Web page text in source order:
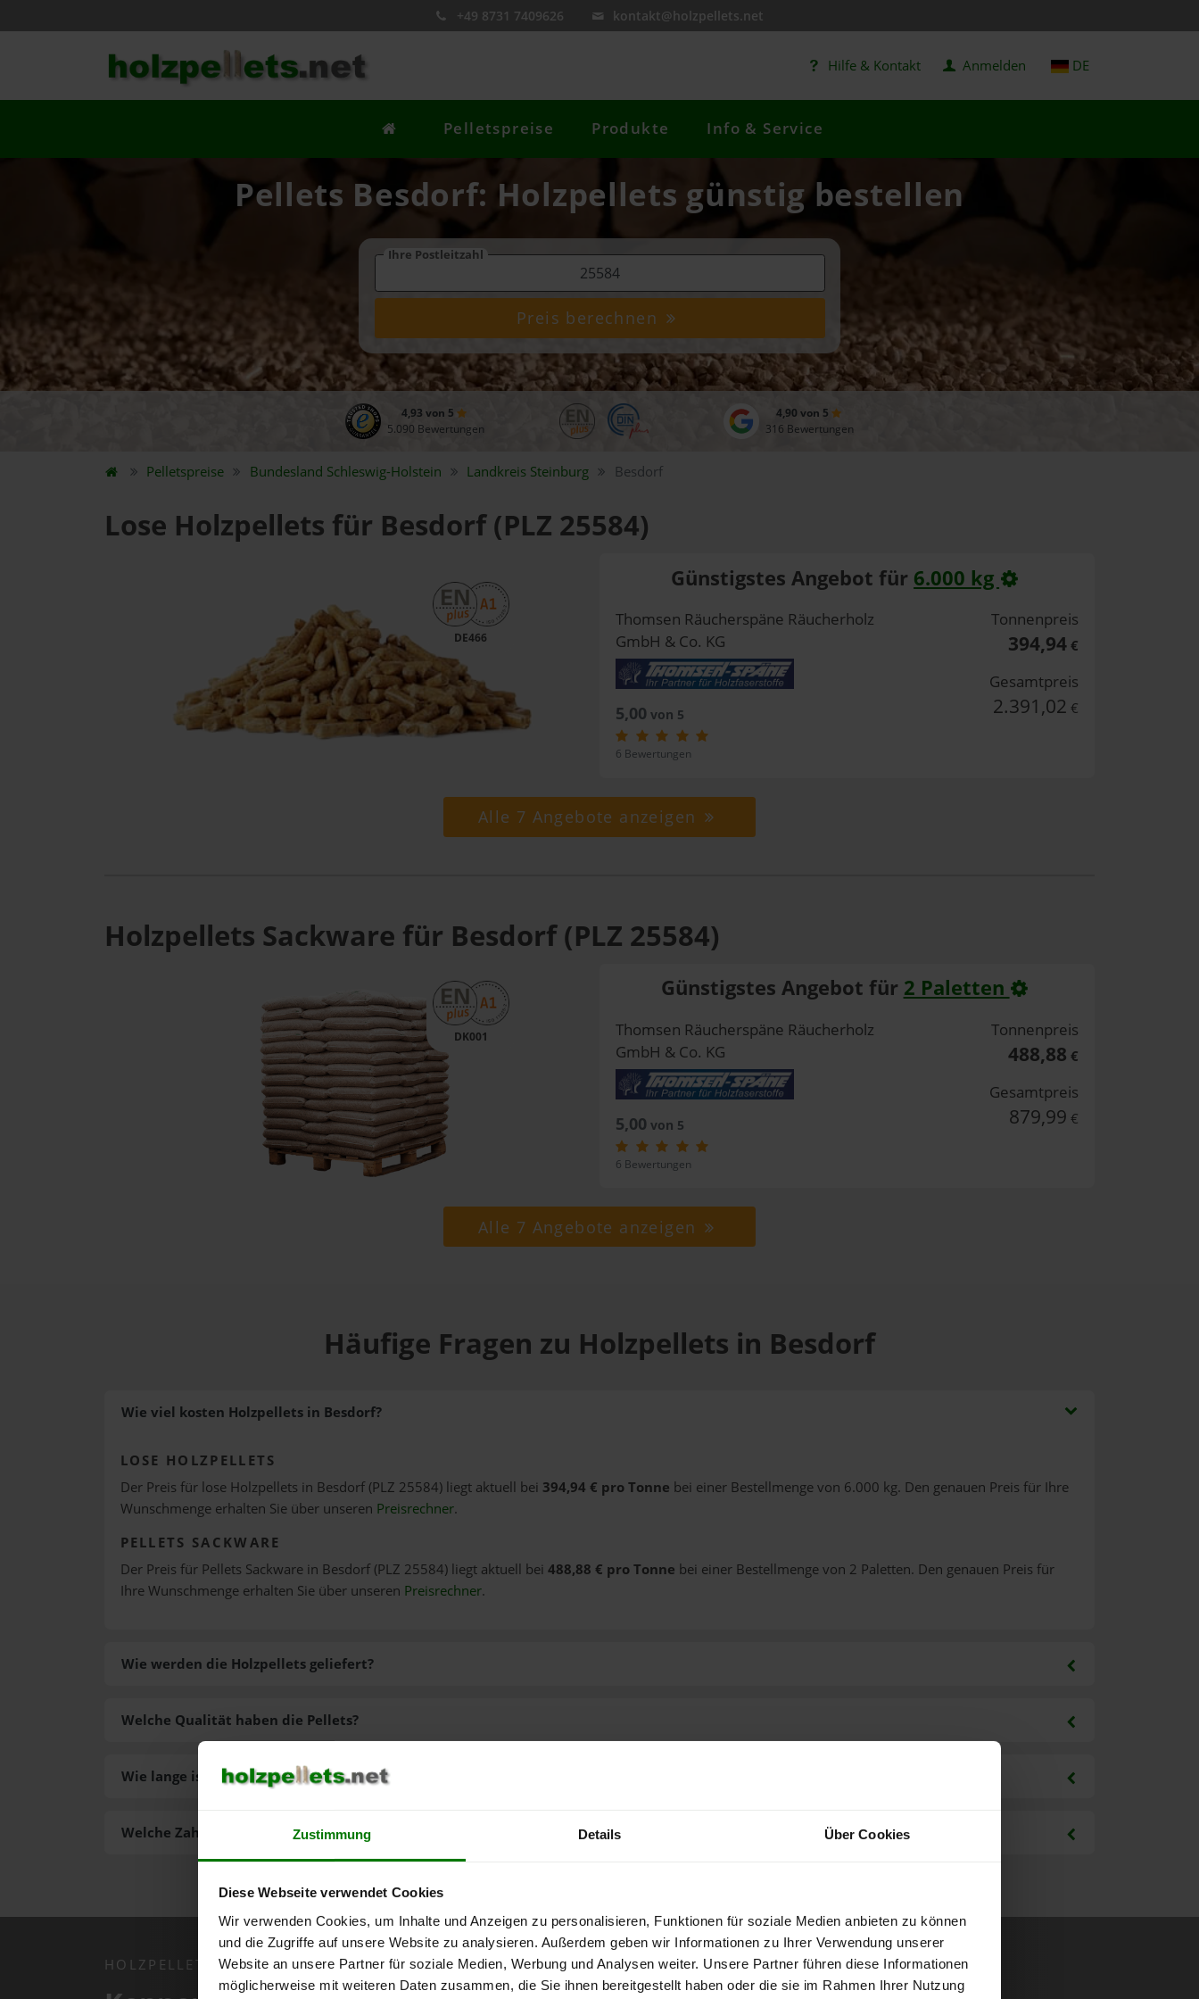
Zustimmung Details Über Cookies
Diese Webseite verwendet Cookies
Wir verwenden Cookies, um Inhalte und Anzeigen zu personalisieren, Funktionen für soziale Medien anbieten zu können
und die Zugriffe auf unsere Website zu analysieren. Außerdem geben wir Informationen zu Ihrer Verwendung unserer
Website an unsere Partner für soziale Medien, Werbung und Analysen weiter. Unsere Partner führen diese Informationen
möglicherweise mit weiteren Daten zusammen, die Sie ihnen bereitgestellt haben oder die sie im Rahmen Ihrer Nutzung
+49 8731 7409626 kontakt@holzpellets.net
Hilfe & Kontakt Anmelden DE
Pelletspreise Produkte Info & Service
Pellets Besdorf: Holzpellets günstig bestellen
Ihre Postleitzahl
Preis berechnen
4,93 von 5
5.090 Bewertungen
4,90 von 5
316 Bewertungen
Pelletspreise Bundesland Schleswig-Holstein Landkreis Steinburg Besdorf
Lose Holzpellets für Besdorf (PLZ 25584)
DE466
Günstigstes Angebot für 6.000 kg
Thomsen Räucherspäne Räucherholz
GmbH & Co. KG
5,00 von 5
6 Bewertungen
Tonnenpreis
394,94€
Gesamtpreis
2.391,02 €
Alle 7 Angebote anzeigen
Holzpellets Sackware für Besdorf (PLZ 25584)
DK001
Günstigstes Angebot für 2 Paletten
Thomsen Räucherspäne Räucherholz
GmbH & Co. KG
5,00 von 5
6 Bewertungen
Tonnenpreis
488,88 €
Gesamtpreis
879,99 €
Alle 7 Angebote anzeigen
Häufige Fragen zu Holzpellets in Besdorf
Wie viel kosten Holzpellets in Besdorf?
LOSE HOLZPELLETS
Der Preis für lose Holzpellets in Besdorf (PLZ 25584) liegt aktuell bei 394,94 € pro Tonne bei einer Bestellmenge von 6.000 kg. Den genauen Preis für Ihre
Wunschmenge erhalten Sie über unseren Preisrechner.
PELLETS SACKWARE
Der Preis für Pellets Sackware in Besdorf (PLZ 25584) liegt aktuell bei 488,88 € pro Tonne bei einer Bestellmenge von 2 Paletten. Den genauen Preis für
Ihre Wunschmenge erhalten Sie über unseren Preisrechner.
Wie werden die Holzpellets geliefert?
Welche Zahlungsarten gibt es?
Welche Qualität haben die Pellets?
Wie lange ist die Lieferzeit der Pellets?
HOLZPELLETS.NET APP